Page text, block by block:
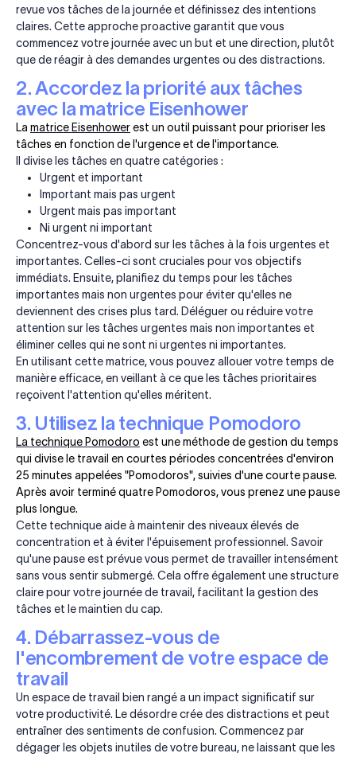
revue vos tâches de la journée et définissez des intentions
claires. Cette approche proactive garantit que vous
commencez votre journée avec un but et une direction, plutôt
que de réagir à des demandes urgentes ou des distractions.
2. Accordez la priorité aux tâches
avec la matrice Eisenhower
La matrice Eisenhowerest un outil puissant pour prioriser les
tâches en fonction de l'urgence et de l'importance.
Il divise les tâches en quatre catégories :
Urgent et important
Important mais pas urgent
Urgent mais pas important
Ni urgent ni important
Concentrez-vous d'abord sur les tâches à la fois urgentes et
importantes. Celles-ci sont cruciales pour vos objectifs
immédiats. Ensuite, planifiez du temps pour les tâches
importantes mais non urgentes pour éviter qu'elles ne
deviennent des crises plus tard. Déléguer ou réduire votre
attention sur les tâches urgentes mais non importantes et
éliminer celles qui ne sont ni urgentes ni importantes.
En utilisant cette matrice, vous pouvez allouer votre temps de
manière efficace, en veillant à ce que les tâches prioritaires
reçoivent l'attention qu'elles méritent.
3. Utilisez la technique Pomodoro
La technique Pomodoro est une méthode de gestion du temps
qui divise le travail en courtes périodes concentrées d'environ
25 minutes appelées "Pomodoros", suivies d'une courte pause.
Après avoir terminé quatre Pomodoros, vous prenez une pause
plus longue.
Cette technique aide à maintenir des niveaux élevés de
concentration et à éviter l'épuisement professionnel. Savoir
qu'une pause est prévue vous permet de travailler intensément
sans vous sentir submergé. Cela offre également une structure
claire pour votre journée de travail, facilitant la gestion des
tâches et le maintien du cap.
4. Débarrassez-vous de
l'encombrement de votre espace de
travail
Un espace de travail bien rangé a un impact significatif sur
votre productivité. Le désordre crée des distractions et peut
entraîner des sentiments de confusion. Commencez par
dégager les objets inutiles de votre bureau, ne laissant que les